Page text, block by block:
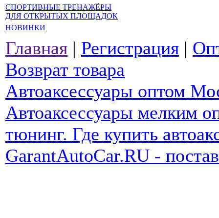
СПОРТИВНЫЕ ТРЕНАЖЁРЫ
ДЛЯ ОТКРЫТЫХ ПЛОЩАДОК
НОВИНКИ
Главная | Регистрация |
Возврат товара
Автоаксессуары оптом
Автоаксессуары мелким
тюнинг. Где купить
GarantAutoCar.RU -